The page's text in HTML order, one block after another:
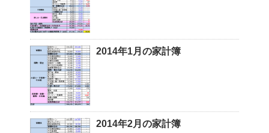
2014年1月の家計簿
2014年2月の家計簿